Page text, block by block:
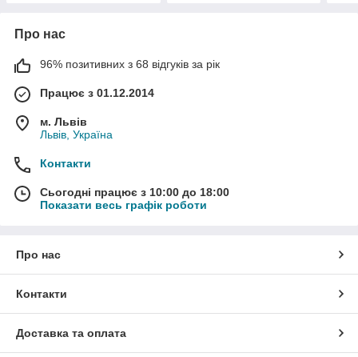
Про нас
96% позитивних з 68 відгуків за рік
Працює з 01.12.2014
м. Львів
Львів, Україна
Контакти
Сьогодні працює з 10:00 до 18:00
Показати весь графік роботи
Про нас
Контакти
Доставка та оплата